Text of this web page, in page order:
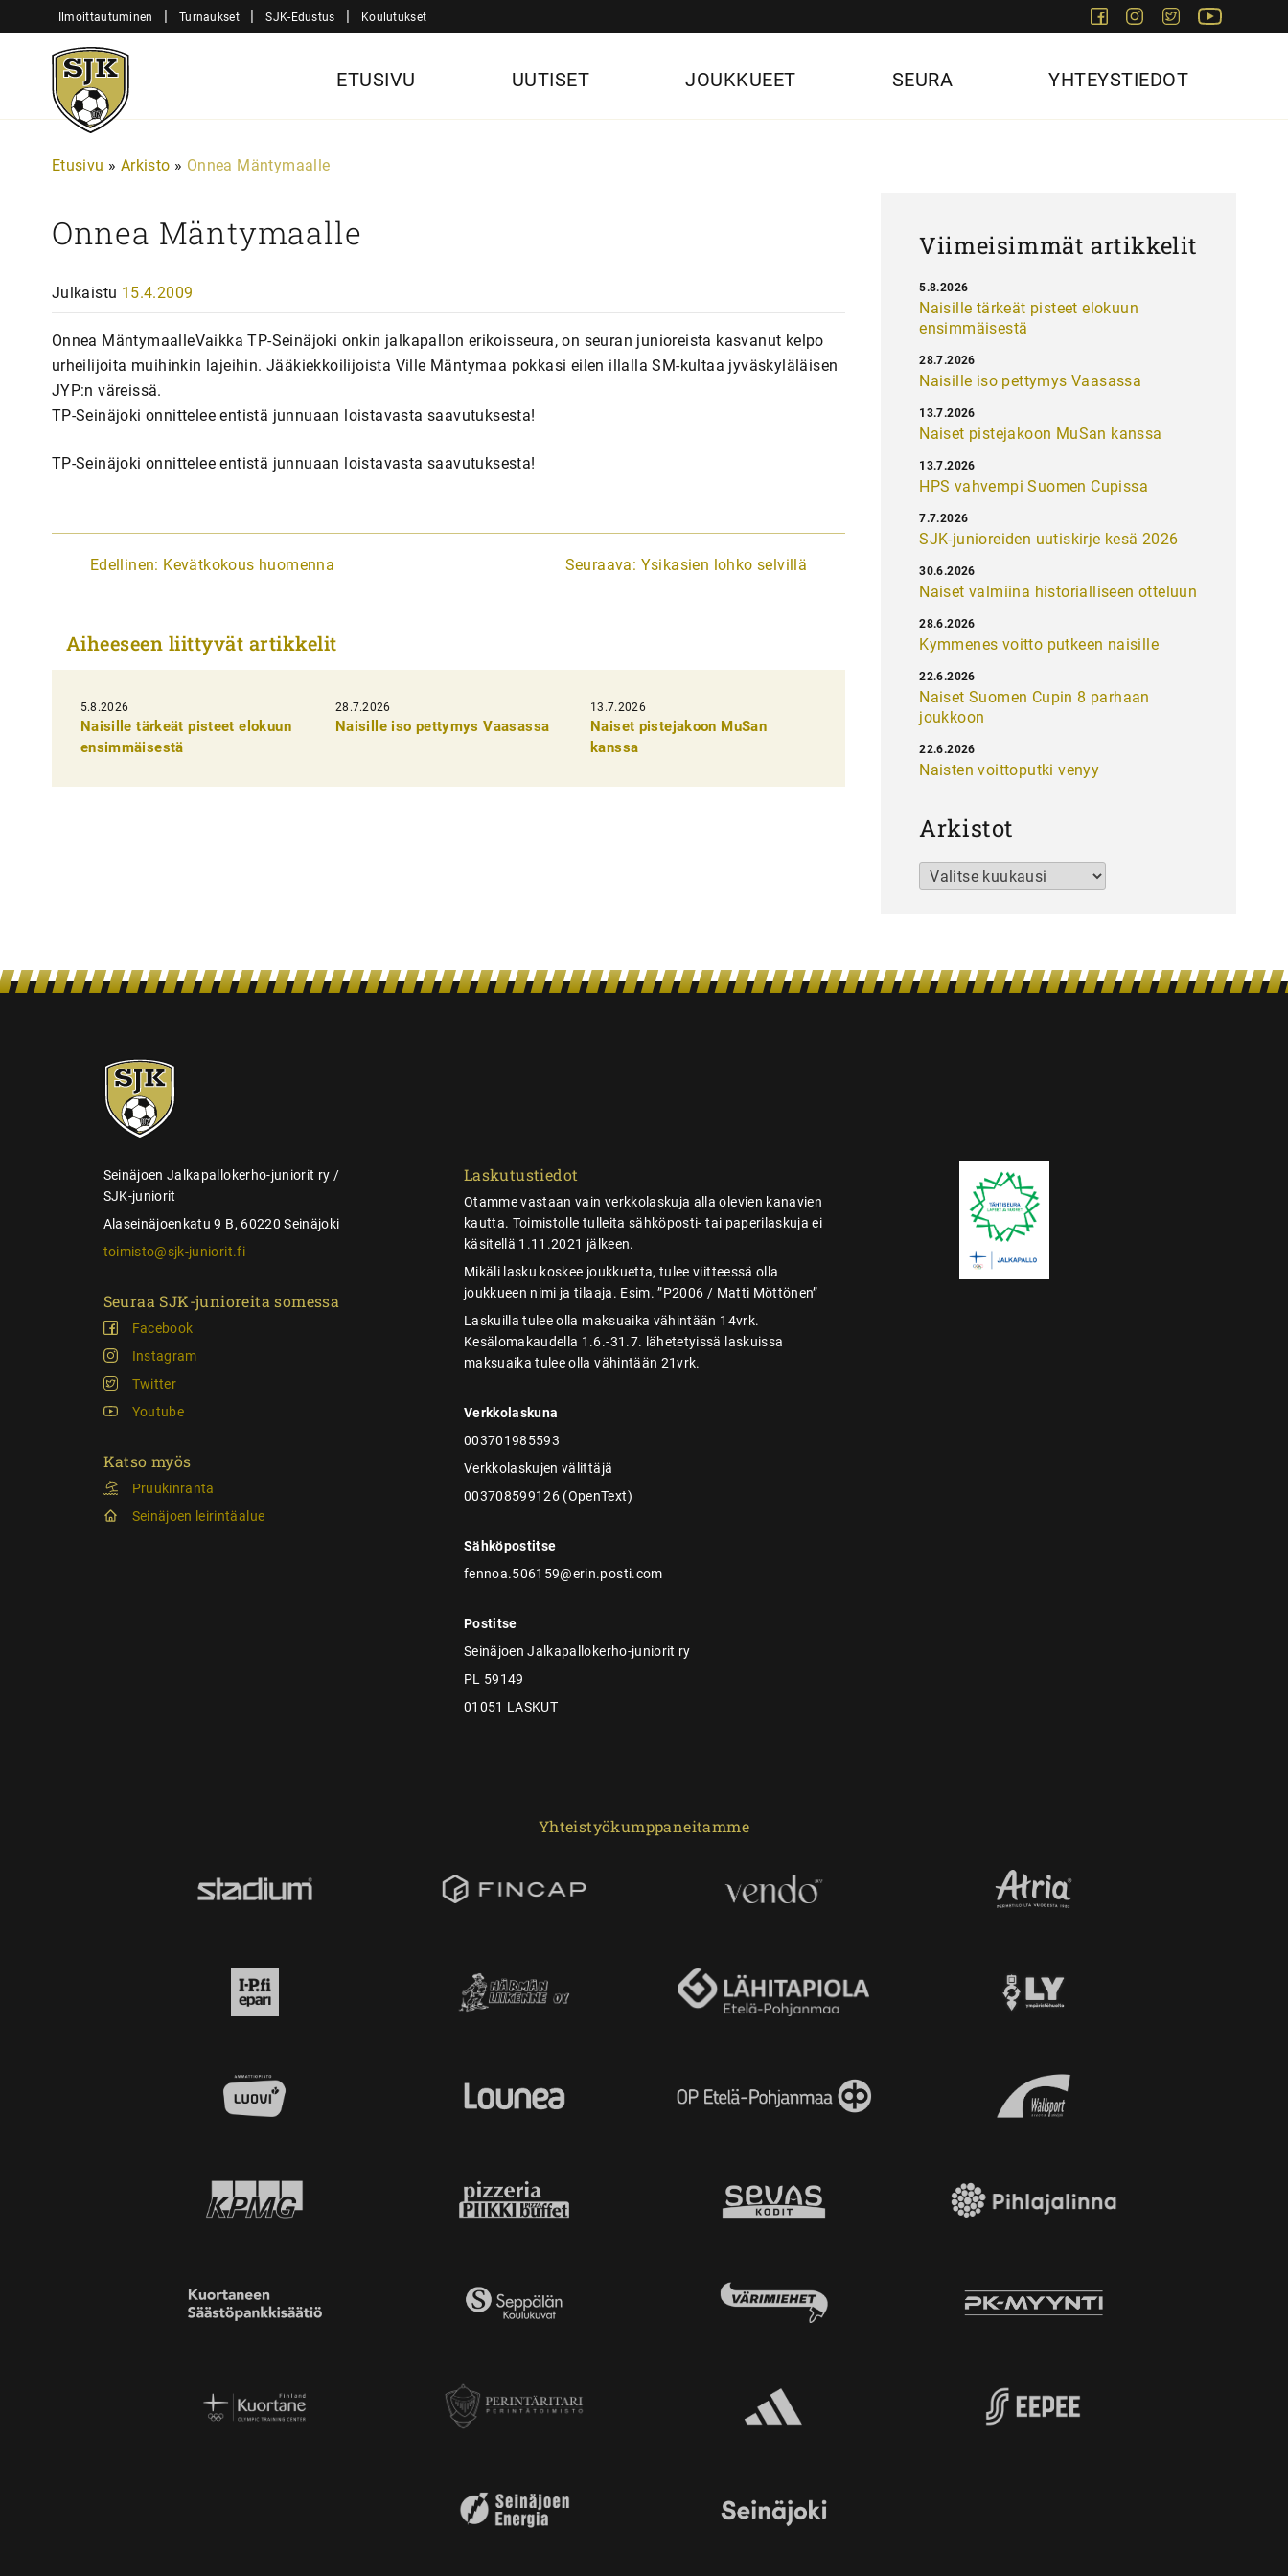
sisältöön
Ilmoittautuminen | Turnaukset | SJK-Edustus | Koulutukset FacebookInstagram
Twitter
Sjk-
Juniorit
ETUSIVU UUTISET JOUKKUEET SEURA YHTEYSTIEDOT
Etusivu » Arkisto » Onnea Mäntymaalle
Onnea Mäntymaalle
Julkaistu 15.4.2009
Onnea MäntymaalleVaikka TP-Seinäjoki onkin jalkapallon erikoisseura, on seuran junioreista kasvanut kelpo
urheilijoita muihinkin lajeihin. Jääkiekkoilijoista Ville Mäntymaa pokkasi eilen illalla SM-kultaa jyväskyläläisen
JYP:n väreissä.
TP-Seinäjoki onnittelee entistä junnuaan loistavasta saavutuksesta!
TP-Seinäjoki onnittelee entistä junnuaan loistavasta saavutuksesta!
A
i
k
e
a
Edellinen: Kevätkokous huomenna Seuraava: Ysikasien lohko selvillä
Aiheeseen liittyvät artikkelit
5.8.2026
Naisille tärkeät pisteet elokuun
ensimmäisestä
28.7.2026
Naisille iso pettymys Vaasassa
13.7.2026
Naiset pistejakoon MuSan
kanssa
Viimeisimmät artikkelit
Naisille tärkeät pisteet elokuun
ensimmäisestä
5.8.2026
Naisille iso pettymys Vaasassa
28.7.2026
Naiset pistejakoon MuSan kanssa
13.7.2026
HPS vahvempi Suomen Cupissa
13.7.2026
SJK-junioreiden uutiskirje kesä 2026
7.7.2026
Naiset valmiina historialliseen otteluun
30.6.2026
Kymmenes voitto putkeen naisille
28.6.2026
Naiset Suomen Cupin 8 parhaan
joukkoon
22.6.2026
Naisten voittoputki venyy
22.6.2026
Arkistot
Arkistot
SJK-
juniorit
Seinäjoen Jalkapallokerho-juniorit ry /
SJK-juniorit
Alaseinäjoenkatu 9 B, 60220 Seinäjoki
toimisto@sjk-juniorit.fi
Seuraa SJK-junioreita somessa
Facebook
Instagram
Twitter
Youtube
Katso myös
Pruukinranta
Seinäjoen leirintäalue
Laskutustiedot
Otamme vastaan vain verkkolaskuja alla olevien kanavien
kautta. Toimistolle tulleita sähköposti- tai paperilaskuja ei
käsitellä 1.11.2021 jälkeen.
Mikäli lasku koskee joukkuetta, tulee viitteessä olla
joukkueen nimi ja tilaaja. Esim. ”P2006 / Matti Möttönen”
Laskuilla tulee olla maksuaika vähintään 14vrk.
Kesälomakaudella 1.6.-31.7. lähetetyissä laskuissa
maksuaika tulee olla vähintään 21vrk.
Verkkolaskuna
003701985593
Verkkolaskujen välittäjä
003708599126 (OpenText)
Sähköpostitse
fennoa.506159@erin.posti.com
Postitse
Seinäjoen Jalkapallokerho-juniorit ry
PL 59149
01051 LASKUT
Yhteistyökumppaneitamme